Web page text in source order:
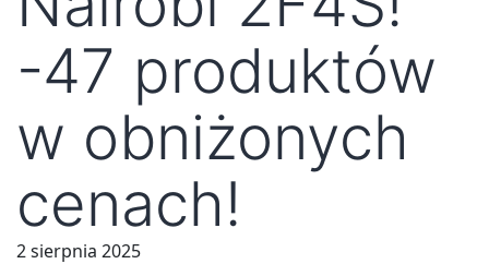
-47 produktów
w obniżonych
cenach!
2 sierpnia 2025